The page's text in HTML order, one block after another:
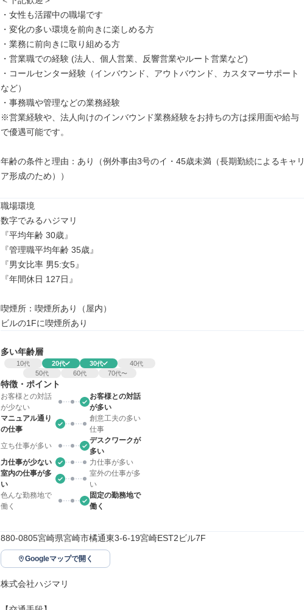
・女性も活躍中の職場です
・変化の多い環境を前向きに楽しめる方
・業務に前向きに取り組める方
・営業職での経験 (法人、個人営業、反響営業やルート営業など)
・コールセンター経験（インバウンド、アウトバウンド、カスタマーサポート
など）
・事務職や管理などの業務経験
※営業経験や、法人向けのインバウンド業務経験をお持ちの方は採用面や給与
で優遇可能です。
年齢の条件と理由：あり（例外事由3号のイ・45歳未満（長期勤続によるキャリ
ア形成のため））
職場環境
数字でみるハジマリ
『平均年齢 30歳』
『管理職平均年齢 35歳』
『男女比率 男5:女5』
『年間休日 127日』
喫煙所：喫煙所あり（屋内）
ビルの1Fに喫煙所あり
多い年齢層
10代 20代 30代 40代
50代 60代 70代〜
特徴・ポイント
お客様との対話
が少ない
お客様との対話
が多い
マニュアル通り
の仕事
創意工夫の多い
仕事
立ち仕事が多い
デスクワークが
多い
力仕事が少ない
力仕事が多い
室内の仕事が多
い
室外の仕事が多
い
色んな勤務地で
働く
固定の勤務地で
働く
880-0805宮崎県宮崎市橘通東3-6-19宮崎EST2ビル7F
Googleマップで開く
株式会社ハジマリ